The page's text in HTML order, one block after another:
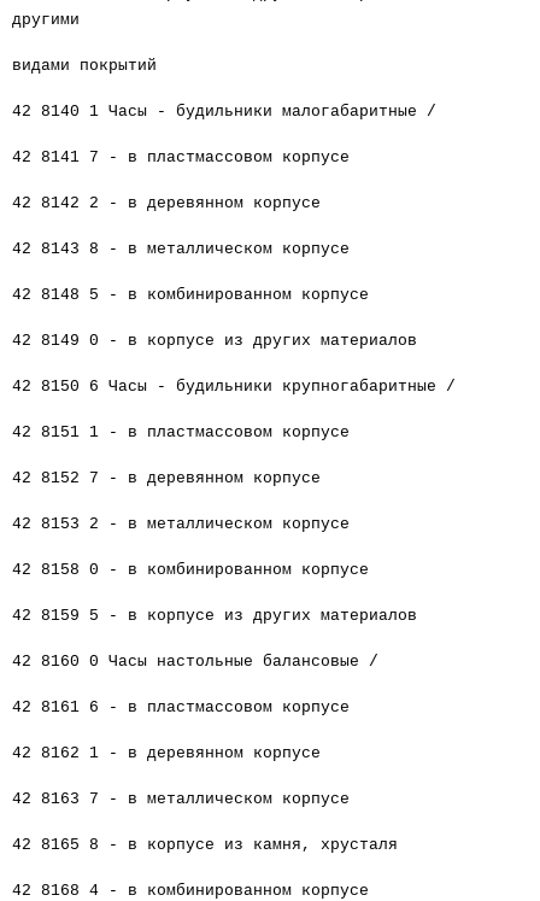
другими
видами покрытий
42 8140 1 Часы - будильники малогабаритные /
42 8141 7 - в пластмассовом корпусе
42 8142 2 - в деревянном корпусе
42 8143 8 - в металлическом корпусе
42 8148 5 - в комбинированном корпусе
42 8149 0 - в корпусе из других материалов
42 8150 6 Часы - будильники крупногабаритные /
42 8151 1 - в пластмассовом корпусе
42 8152 7 - в деревянном корпусе
42 8153 2 - в металлическом корпусе
42 8158 0 - в комбинированном корпусе
42 8159 5 - в корпусе из других материалов
42 8160 0 Часы настольные балансовые /
42 8161 6 - в пластмассовом корпусе
42 8162 1 - в деревянном корпусе
42 8163 7 - в металлическом корпусе
42 8165 8 - в корпусе из камня, хрусталя
42 8168 4 - в комбинированном корпусе